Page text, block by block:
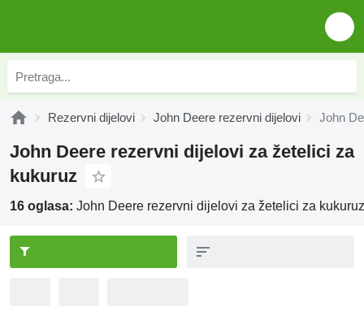
Rezervni dijelovi John Deere rezervni dijelovi John
John Deere rezervni dijelovi za žetelici za
kukuruz
16 oglasa: John Deere rezervni dijelovi za žetelici za kukuruz